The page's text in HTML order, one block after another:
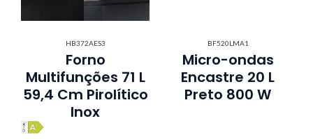
HB372AES3
Forno
Multifunções 71 L
59,4 Cm Pirolítico
Inox
BF520LMA1
Micro-ondas
Encastre 20 L
Preto 800 W